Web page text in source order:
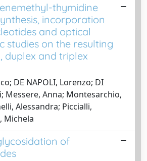
thymidine
incorporation
and optical
studies on the resulting
duplex and triplex
DE NAPOLI, Lorenzo; DI
Messere, Anna; Montesarchio,
Alessandra; Piccialli,
Michela
of